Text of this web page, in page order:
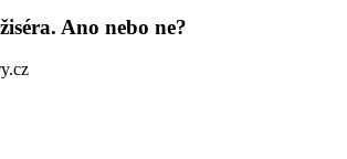
Ano nebo ne?